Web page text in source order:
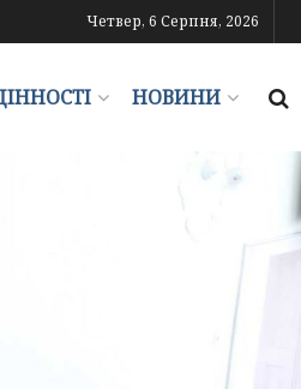
Четвер, 6 Серпня, 2026
НОВИНИ